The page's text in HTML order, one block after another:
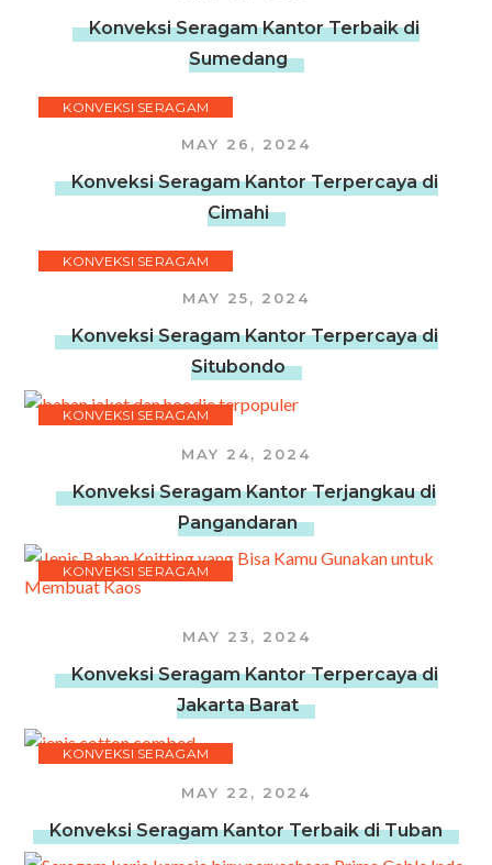
Konveksi Seragam Kantor Terbaik di
Sumedang
KONVEKSI SERAGAM
MAY 26, 2024
Konveksi Seragam Kantor Terpercaya di
Cimahi
KONVEKSI SERAGAM
MAY 25, 2024
Konveksi Seragam Kantor Terpercaya di
Situbondo
KONVEKSI SERAGAM
MAY 24, 2024
Konveksi Seragam Kantor Terjangkau di
Pangandaran
KONVEKSI SERAGAM
MAY 23, 2024
Konveksi Seragam Kantor Terpercaya di
Jakarta Barat
KONVEKSI SERAGAM
MAY 22, 2024
Konveksi Seragam Kantor Terbaik di Tuban